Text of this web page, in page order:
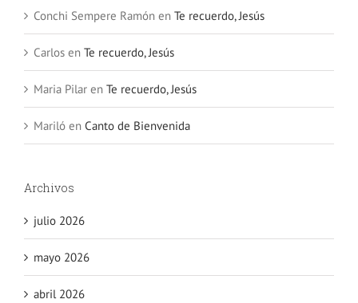
Conchi Sempere Ramón en Te recuerdo, Jesús
Carlos en Te recuerdo, Jesús
Maria Pilar en Te recuerdo, Jesús
Mariló en Canto de Bienvenida
Archivos
julio 2026
mayo 2026
abril 2026